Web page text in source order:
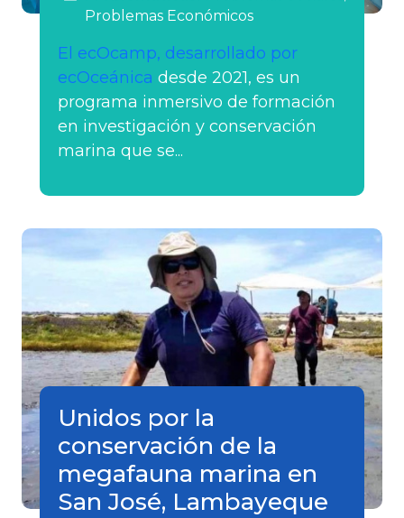
Problemas Económicos
El ecOcamp, desarrollado por
ecOceánica desde 2021, es un
programa inmersivo de formación
en investigación y conservación
marina que se...
Unidos por la
conservación de la
megafauna marina en
San José, Lambayeque